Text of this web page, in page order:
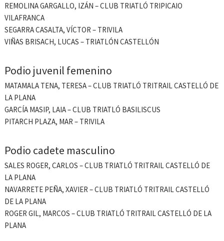
REMOLINA GARGALLO, IZÁN – CLUB TRIATLÓ TRIPICAIO
VILAFRANCA
SEGARRA CASALTA, VÍCTOR – TRIVILA
VIÑAS BRISACH, LUCAS – TRIATLÓN CASTELLÓN
Podio juvenil femenino
MATAMALA TENA, TERESA – CLUB TRIATLÓ TRITRAIL CASTELLÓ DE
LA PLANA
GARCÍA MASIP, LAIA – CLUB TRIATLÓ BASILISCUS
PITARCH PLAZA, MAR – TRIVILA
Podio cadete masculino
SALES ROGER, CARLOS – CLUB TRIATLÓ TRITRAIL CASTELLÓ DE
LA PLANA
NAVARRETE PEÑA, XAVIER – CLUB TRIATLÓ TRITRAIL CASTELLÓ
DE LA PLANA
ROGER GIL, MARCOS – CLUB TRIATLÓ TRITRAIL CASTELLÓ DE LA
PLANA